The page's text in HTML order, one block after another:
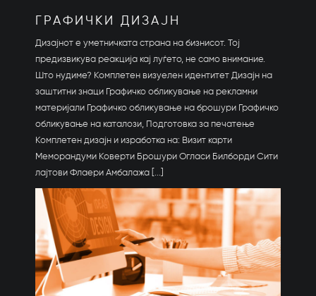
ГРАФИЧКИ ДИЗАЈН
Дизајнот е уметничката страна на бизнисот. Тој
предизвикува реакција кај луѓето, не само внимание.
Што нудиме? Комплетен визуелен идентитет Дизајн на
заштитни знаци Графичко обликување на рекламни
материјали Графичко обликување на брошури Графичко
обликување на каталози, Подготовка за печатење
Комплетен дизајн и изработка на: Визит карти
Меморандуми Коверти Брошури Огласи Билборди Сити
лајтови Флаери Амбалажа [...]